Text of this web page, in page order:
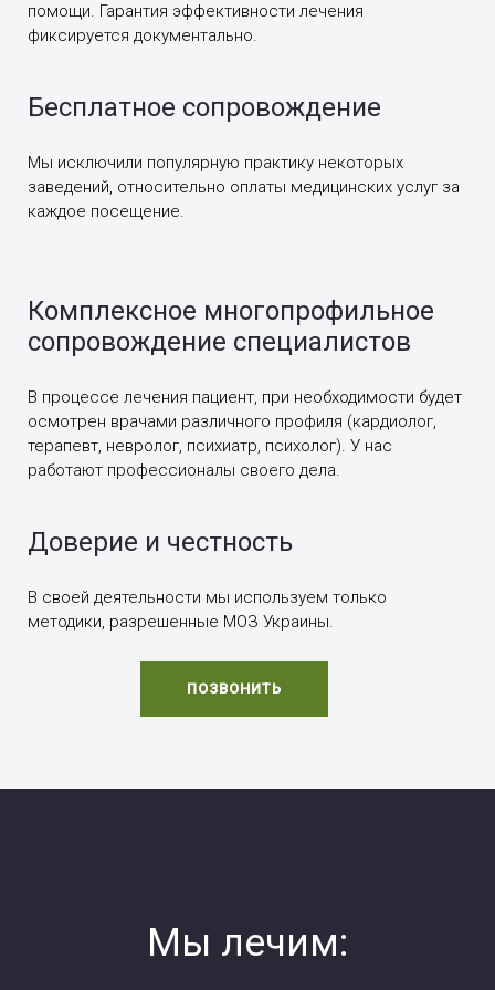
помощи. Гарантия эффективности лечения
фиксируется документально.
Бесплатное сопровождение
Мы исключили популярную практику некоторых
заведений, относительно оплаты медицинских услуг за
каждое посещение.
Комплексное многопрофильное
сопровождение специалистов
В процессе лечения пациент, при необходимости будет
осмотрен врачами различного профиля (кардиолог,
терапевт, невролог, психиатр, психолог). У нас
работают профессионалы своего дела.
Доверие и честность
В своей деятельности мы используем только
методики, разрешенные МОЗ Украины.
ПОЗВОНИТЬ
Мы лечим: